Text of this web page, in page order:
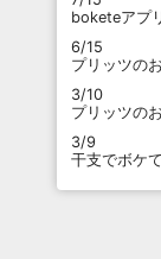
boketeアプ
6/15
プリッツの
3/10
プリッツの
3/9
干支でボケ